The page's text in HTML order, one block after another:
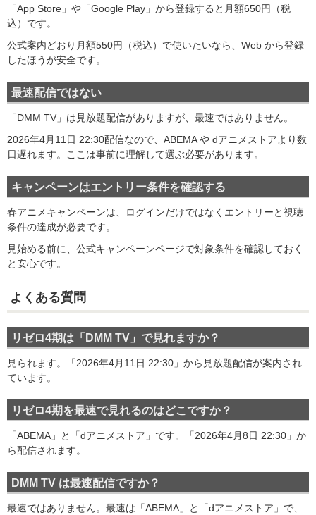
「App Store」や「Google Play」から登録すると月額650円（税
込）です。
公式案内どおり月額550円（税込）で使いたいなら、Web から登録
したほうが安全です。
最速配信ではない
「DMM TV」は見放題配信がありますが、最速ではありません。
2026年4月11日 22:30配信なので、ABEMA や dアニメストアより数
日遅れます。ここは事前に理解して選ぶ必要があります。
キャンペーンはエントリー条件を確認する
春アニメキャンペーンは、ログインだけではなくエントリーと視聴
条件の達成が必要です。
見始める前に、公式キャンペーンページで対象条件を確認しておく
と安心です。
よくある質問
リゼロ4期は「DMM TV」で見れますか？
見られます。「2026年4月11日 22:30」から見放題配信が案内され
ています。
リゼロ4期を最速で見れるのはどこですか？
「ABEMA」と「dアニメストア」です。「2026年4月8日 22:30」か
ら配信されます。
DMM TV は最速配信ですか？
最速ではありません。最速は「ABEMA」と「dアニメストア」で、